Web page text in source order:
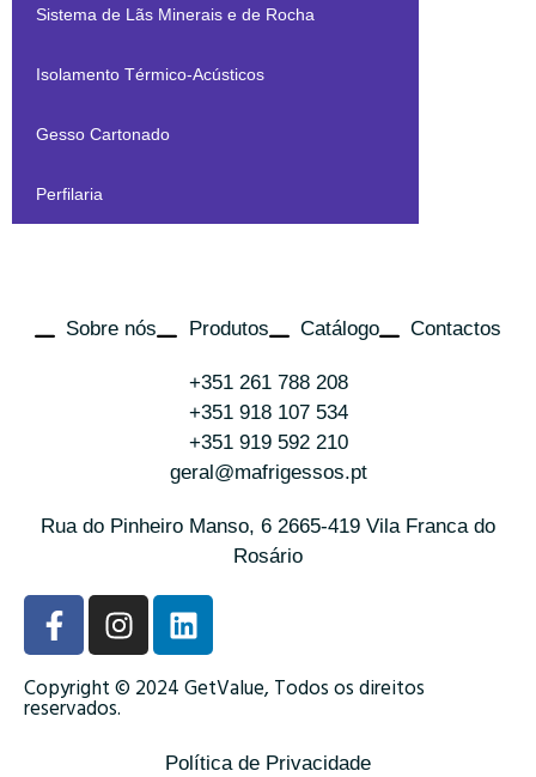
Sistema de Lãs Minerais e de Rocha
Isolamento Térmico-Acústicos
Gesso Cartonado
Perfilaria
Sobre nós Produtos Catálogo Contactos
+351 261 788 208
+351 918 107 534
+351 919 592 210
geral@mafrigessos.pt
Rua do Pinheiro Manso, 6 2665-419 Vila Franca do
Rosário
Copyright © 2024 GetValue, Todos os direitos
reservados.
Política de Privacidade